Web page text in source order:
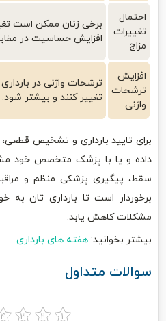
احتمال
تغییرات
مزاج
برخی زنان ممکن است
افزایش حساسیت در
افزایش
ترشحات
واژنی
ترشحات واژنی در
تغییر کنند و بیشتر شود.
برای تایید بارداری و تشخیص قطعی،
داده و یا با پزشک متخصص خود
سقط، پیگیری پزشکی منظم و
برخوردار است تا بارداری تان به
مشکلات کاهش یابد.
بیشتر بخوانید: هفته های بارداری
سوالات متداول